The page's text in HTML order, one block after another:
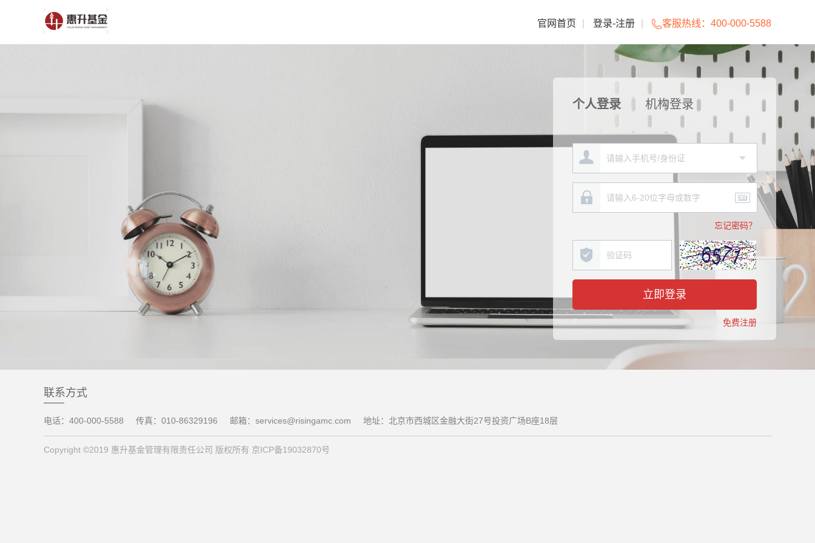
官网首页 登录-注册 客服热线： 400-000-5588
个人登录 机构登录
忘记密码？
立即登录
免费注册
联系方式
电话：400-000-5588 传真：010-86329196 邮箱：services@risingamc.com 地址：北京市西城区金融大街27号投资广场B座18层
Copyright ©2019 惠升基金管理有限责任公司 版权所有 京ICP备19032870号